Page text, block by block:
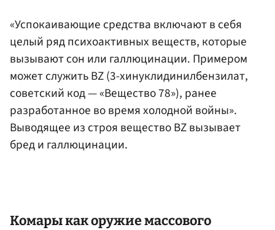
«Успокаивающие средства включают в себя
целый ряд психоактивных веществ, которые
вызывают сон или галлюцинации. Примером
может служить BZ (3-хинуклидинилбензилат,
советский код — «Вещество 78»), ранее
разработанное во время холодной войны».
Выводящее из строя вещество BZ вызывает
бред и галлюцинации.
Комары как оружие массового